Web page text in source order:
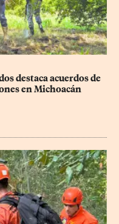
destaca acuerdos de
en Michoacán